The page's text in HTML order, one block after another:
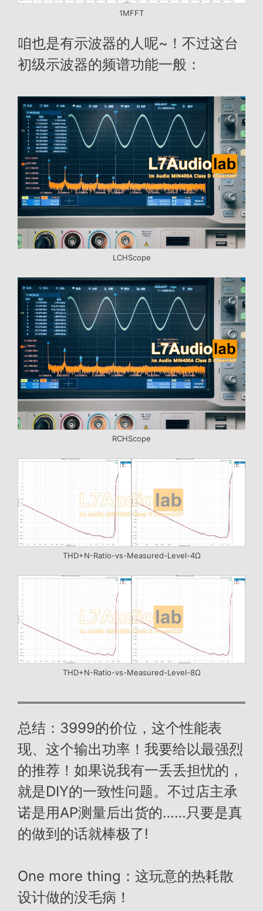
1MFFT
咱也是有示波器的人呢~！不过这台
初级示波器的频谱功能一般：
LCHScope
RCHScope
THD+N-Ratio-vs-Measured-Level-4Ω
THD+N-Ratio-vs-Measured-Level-8Ω
总结：3999的价位，这个性能表
现、这个输出功率！我要给以最强烈
的推荐！如果说我有一丢丢担忧的，
就是DIY的一致性问题。不过店主承
诺是用AP测量后出货的……只要是真
的做到的话就棒极了!
One more thing：这玩意的热耗散
设计做的没毛病！